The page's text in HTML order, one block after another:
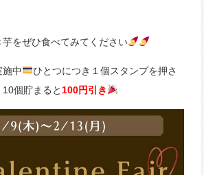
をぜひ食べてみてください
施中
ひとつにつき１個スタンプを押さ
個貯まると 100円引き